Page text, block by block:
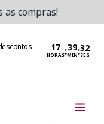
as compras!
HORAS:MIN:SEG